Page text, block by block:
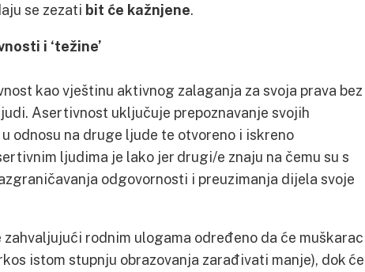
se zezati bit će kažnjene.
i ‘težine’
kao vještinu aktivnog zalaganja za svoja prava bez
Asertivnost uključuje prepoznavanje svojih
odnosu na druge ljude te otvoreno i iskreno
ljudima je lako jer drugi/e znaju na čemu su s
odgovornosti i preuzimanja dijela svoje
zahvaljujući rodnim ulogama određeno da će muškarac
istom stupnju obrazovanja zarađivati manje), dok će